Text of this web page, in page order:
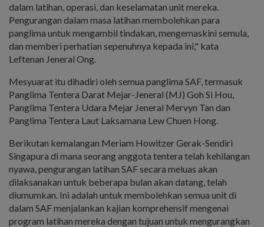
dalam latihan, operasi, dan keselamatan unit mereka.
Pengurangan dalam masa latihan membolehkan para
panglima untuk mengambil tindakan, mengemaskini semula,
dan memberi perhatian sepenuhnya kepada ini," kata
Leftenan Jeneral Ong.
Mesyuarat itu dihadiri oleh semua panglima SAF, termasuk
Panglima Tentera Darat Mejar-Jeneral (MJ) Goh Si Hou,
Panglima Tentera Udara Mejar Jeneral Mervyn Tan dan
Panglima Tentera Laut Laksamana Lew Chuen Hong.
Berikutan kemalangan Meriam Howitzer Gerak-Sendiri
Singapura di mana seorang anggota tentera telah kehilangan
nyawa, pengurangan latihan SAF secara meluas akan
dilaksanakan untuk beberapa bulan akan datang, telah
diumumkan. Ini adalah untuk membolehkan semua unit di
dalam SAF menjalankan kajian komprehensif mengenai
program latihan mereka dengan tujuan untuk mengurangkan